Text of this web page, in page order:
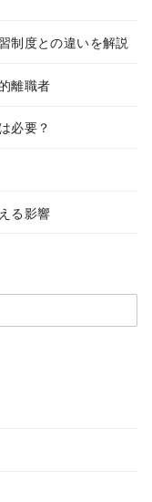
制度との違いを解説
離職者
必要？
る影響